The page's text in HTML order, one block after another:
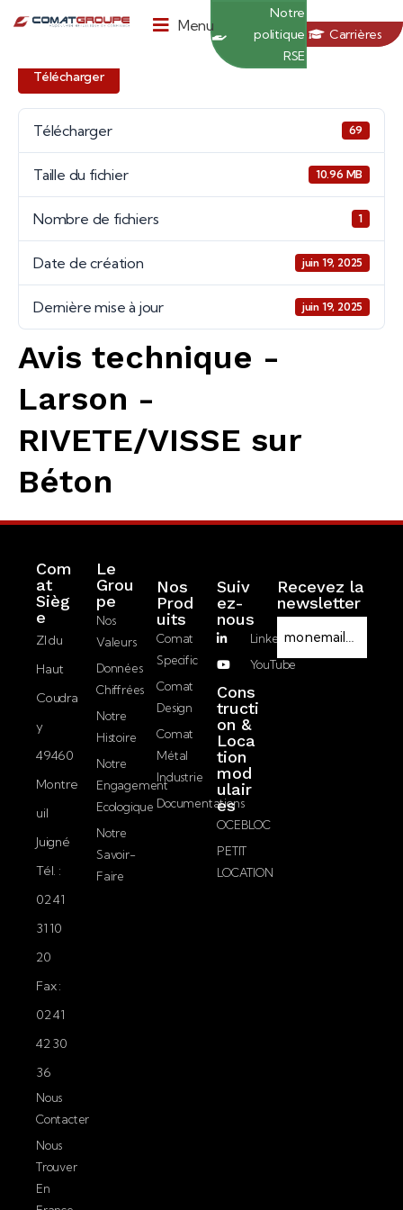
Menu
Notre
politique
RSE
Carrières
Télécharger
Télécharger 69
Taille du fichier 10.96 MB
Nombre de fichiers 1
Date de création juin 19, 2025
Dernière mise à jour juin 19, 2025
Avis technique -
Larson -
RIVETE/VISSE sur
Béton
Com
at
Sièg
e
ZI du
Haut
Coudra
y
49460
Montre
uil
Juigné
Tél. :
02 41
31 10
20
Fax :
02 41
42 30
36
Nous
Contacter
Nous
Trouver
En
Le
Grou
pe
Nos
Valeurs
Données
Chiffrées
Notre
Histoire
Notre
Engagement
Ecologique
Notre
Savoir-
Faire
Nos
Prod
Uits
Comat
Specific
Comat
Design
Comat
Métal
Industrie
Documentations
Suiv
ez-
nous
LinkedIn
YouTube
Cons
tructi
on &
Loca
tion
mod
ulair
es
OCEBLOC
PETIT
LOCATION
Recevez la
newsletter
-
m
R
G
P